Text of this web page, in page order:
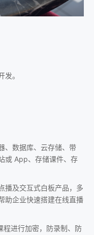
。
、数据库、云存储、带
或 App、存储课件、存
播及交互式白板产品，多
助企业快速搭建在线直播
程进行加密，防录制、防